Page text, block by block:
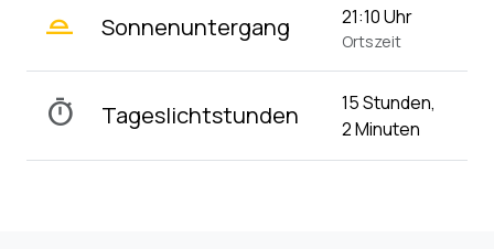
wb_twilight_2 Sonnenuntergang 21:10 Uhr
Ortszeit
timer Tageslichtstunden
15 Stunden,
2 Minuten